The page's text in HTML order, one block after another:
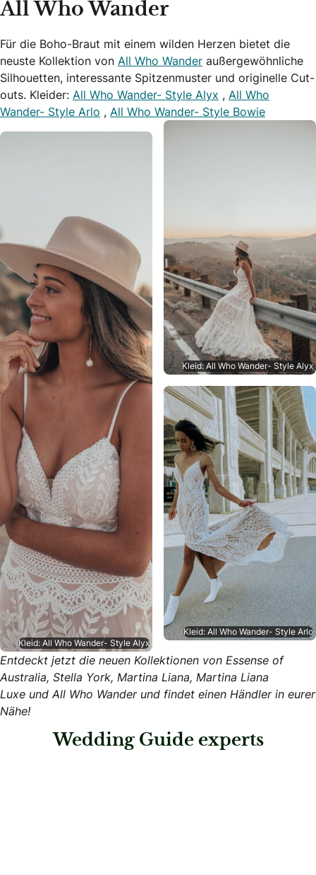
All Who Wander
Für die Boho-Braut mit einem wilden Herzen bietet die
neuste Kollektion von All Who Wander außergewöhnliche
Silhouetten, interessante Spitzenmuster und originelle Cut-
outs. Kleider: All Who Wander- Style Alyx , All Who
Wander- Style Arlo , All Who Wander- Style Bowie
Kleid: All Who Wander- Style Alyx
Kleid: All Who Wander- Style Alyx
Kleid: All Who Wander- Style Arlo
Entdeckt jetzt die neuen Kollektionen von Essense of
Australia, Stella York, Martina Liana, Martina Liana
Luxe und All Who Wanderund findet einen Händlerin eurer
Nähe!
Wedding Guide experts